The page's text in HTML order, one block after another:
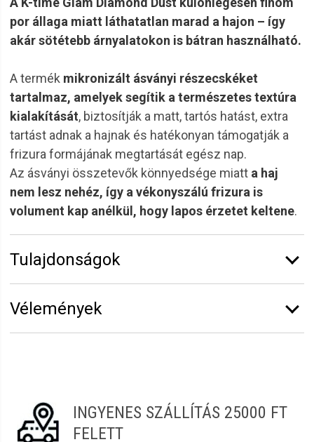
por állaga miatt láthatatlan marad a hajon – így
akár sötétebb árnyalatokon is bátran használható.
A termék mikronizált ásványi részecskéket
tartalmaz, amelyek segítik a természetes textúra
kialakítását, biztosítják a matt, tartós hatást, extra
tartást adnak a hajnak és hatékonyan támogatják a
frizura formájának megtartását egész nap.
Az ásványi összetevők könnyedsége miatt a haj
nem lesz nehéz, így a vékonyszálú frizura is
volument kap anélkül, hogy lapos érzetet keltene.
Tulajdonságok
Kiszerelés:
Termékcsalád:
Glam
Vélemények
INGYENES SZÁLLÍTÁS 25000 FT
FELETT